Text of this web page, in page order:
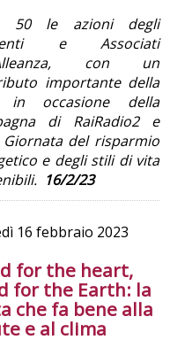
50 le azioni degli
e Associati
con un
importante della
in occasione della
di RaiRadio2 e
Giornata del risparmio
e degli stili di vita
16/2/23
16 febbraio 2023
for the heart,
for the Earth: la
che fa bene alla
e al clima